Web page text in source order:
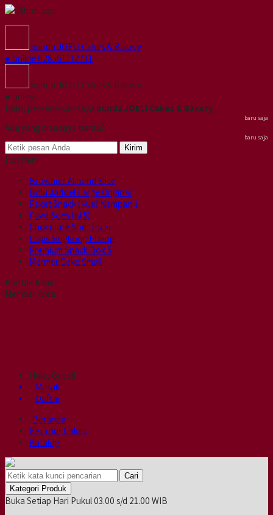
Whatsapp
bunda JOELI Cakes & Bakery
● online 628561112711
bunda JOELI Cakes & Bakery
● online
Halo, perkenalkan saya bunda JOELI Cakes & Bakery
baru saja
Ada yang bisa saya bantu?
baru saja
Kirim
Hot Item
Brownies Almond Slice
Bolu Jadoel Large Original
Paket Snack (Kue) Nampan 1
Favo Soes (Isi 5)
Chocolate Soes (Isi 5)
Lapis Singkong Pisang
Premium Snack Box 5
Marmer Cake Small
Kontak Kami
Member Area
Halo, Guest!
Masuk
Daftar
Beranda
Get Your Cakes
Katalog
Cari
Kategori Produk
Buka Setiap Hari Pukul 03.00 s/d 21.00 WIB